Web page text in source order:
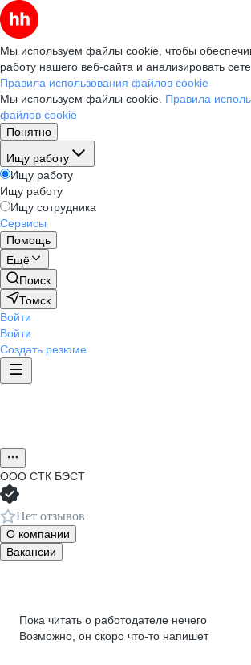
Мы используем файлы cookie, чтобы
работу нашего веб-сайта и анализировать
Правила использования файлов cookie
Мы используем файлы cookie. Правила
файлов cookie
Понятно
Ищу работу
Ищу работу
Ищу работу
Ищу сотрудника
Сервисы
Помощь
Ещё
Поиск
Томск
Войти
Войти
Создать резюме
ООО СТК БЭСТ
Нет отзывов
О компании
Вакансии
Пока читать о работодателе нечего
Возможно, он скоро что‑то напишет